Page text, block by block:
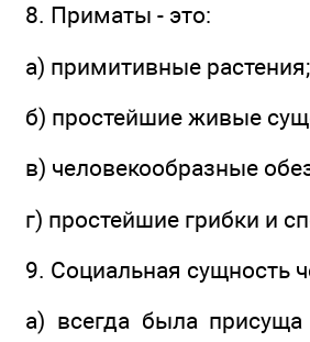
8. Приматы - это:
а) примитивные растения;
б) простейшие живые
в) человекообразные
г) простейшие грибки и
9. Социальная сущность
а) всегда была присуща